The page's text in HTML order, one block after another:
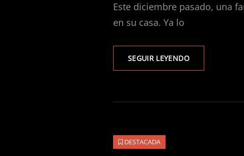
Este diciembre pasado, una
en su casa. Ya lo
SEGUIR LEYENDOREPORTAJE
A
DESTACADA